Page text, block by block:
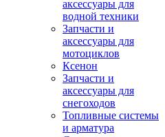
аксессуары для
водной техники
Запчасти и
аксессуары для
мотоциклов
Ксенон
Запчасти и
аксессуары для
снегоходов
Топливные системы
и арматура